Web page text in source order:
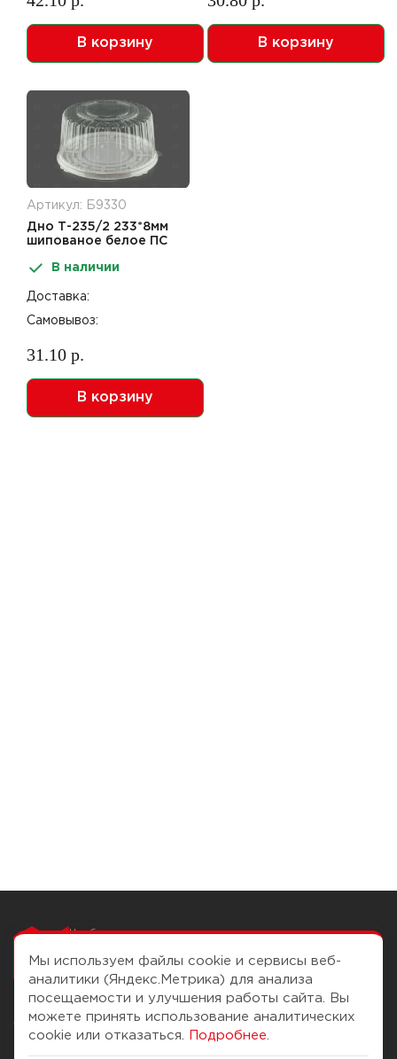
В корзину В корзину
Артикул: Б9330
Дно Т-235/2 233*8мм
шипованое белое ПС
В наличии
Доставка:
Самовывоз:
31.10 р.
В корзину
Чтобы вам легко
О компании Помощь
Мы используем файлы cookie и сервисы веб-
аналитики (Яндекс.Метрика) для анализа
посещаемости и улучшения работы сайта. Вы
можете принять использование аналитических
cookie или отказаться.
Подробнее